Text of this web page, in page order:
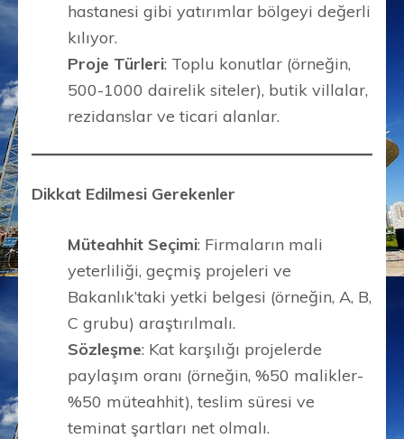
hastanesi gibi yatırımlar bölgeyi değerli
kılıyor.
Proje Türleri: Toplu konutlar (örneğin,
500-1000 dairelik siteler), butik villalar,
rezidanslar ve ticari alanlar.
Dikkat Edilmesi Gerekenler
Müteahhit Seçimi: Firmaların mali
yeterliliği, geçmiş projeleri ve
Bakanlık’taki yetki belgesi (örneğin, A, B,
C grubu) araştırılmalı.
Sözleşme: Kat karşılığı projelerde
paylaşım oranı (örneğin, %50 malikler-
%50 müteahhit), teslim süresi ve
teminat şartları net olmalı.